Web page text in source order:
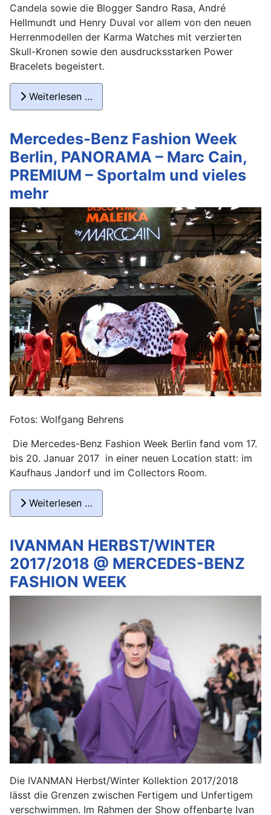
Candela sowie die Blogger Sandro Rasa, André
Hellmundt und Henry Duval vor allem von den neuen
Herrenmodellen der Karma Watches mit verzierten
Skull-Kronen sowie den ausdrucksstarken Power
Bracelets begeistert.
Weiterlesen …
Mercedes-Benz Fashion Week
Berlin, PANORAMA – Marc Cain,
PREMIUM – Sportalm und vieles
mehr
Fotos: Wolfgang Behrens
Die Mercedes-Benz Fashion Week Berlin fand vom 17.
bis 20. Januar 2017 in einer neuen Location statt: im
Kaufhaus Jandorf und im Collectors Room.
Weiterlesen …
IVANMAN HERBST/WINTER
2017/2018 @ MERCEDES-BENZ
FASHION WEEK
Die IVANMAN Herbst/Winter Kollektion 2017/2018
lässt die Grenzen zwischen Fertigem und Unfertigem
verschwimmen. Im Rahmen der Show offenbarte Ivan